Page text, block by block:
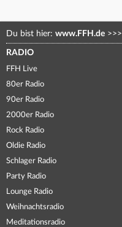
Du bist hier: www.FFH.de >>>
RADIO
FFH Live
80er Radio
90er Radio
2000er Radio
Rock Radio
Oldie Radio
Schlager Radio
Party Radio
Lounge Radio
Weihnachtsradio
Meditationsradio